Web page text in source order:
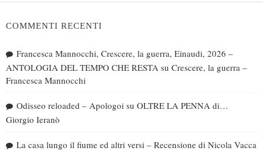
COMMENTI RECENTI
Francesca Mannocchi, Crescere, la guerra, Einaudi, 2026 –
ANTOLOGIA DEL TEMPO CHE RESTA su Crescere, la guerra –
Francesca Mannocchi
Odisseo reloaded – Apologoi su OLTRE LA PENNA di…
Giorgio Ieranò
La casa lungo il fiume ed altri versi – Recensione di Nicola Vacca